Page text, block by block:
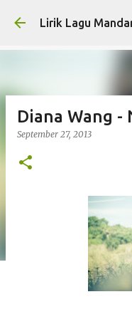
Skip
Lirik Lagu
Diana Wang -
September 27, 2013